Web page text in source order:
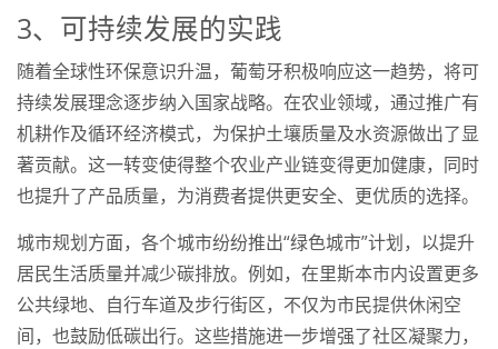
3、可持续发展的实践
随着全球性环保意识升温，葡萄牙积极响应这一趋势，将可
持续发展理念逐步纳入国家战略。在农业领域，通过推广有
机耕作及循环经济模式，为保护土壤质量及水资源做出了显
著贡献。这一转变使得整个农业产业链变得更加健康，同时
也提升了产品质量，为消费者提供更安全、更优质的选择。
城市规划方面，各个城市纷纷推出“绿色城市”计划，以提升
居民生活质量并减少碳排放。例如，在里斯本市内设置更多
公共绿地、自行车道及步行街区，不仅为市民提供休闲空
间，也鼓励低碳出行。这些措施进一步增强了社区凝聚力，